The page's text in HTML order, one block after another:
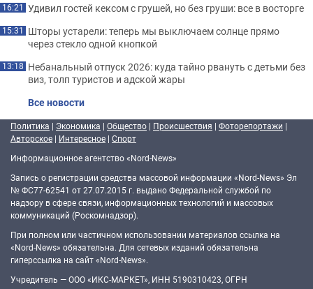
16:21 Удивил гостей кексом с грушей, но без груши: все в восторге
15:31 Шторы устарели: теперь мы выключаем солнце прямо
через стекло одной кнопкой
13:18 Небанальный отпуск 2026: куда тайно рвануть с детьми без
виз, толп туристов и адской жары
Все новости
Политика | Экономика | Общество | Происшествия | Фоторепортажи |
Авторское | Интересное | Спорт
Информационное агентство «Nord-News»
Запись о регистрации средства массовой информации «Nord-News» Эл
№ ФС77-62541 от 27.07.2015 г. выдано Федеральной службой по
надзору в сфере связи, информационных технологий и массовых
коммуникаций (Роскомнадзор).
При полном или частичном использовании материалов ссылка на
«Nord-News» обязательна. Для сетевых изданий обязательна
гиперссылка на сайт «Nord-News».
Учредитель — ООО «ИКС-МАРКЕТ», ИНН 5190310423, ОГРН